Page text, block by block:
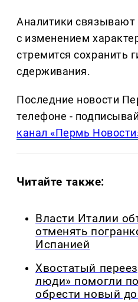
Аналитики связывают
с изменением
стремится сохранить
сдерживания.
Последние новости
телефоне -
канал «Пермь
Читайте также:
Власти Италии
отменять
Испанией
Хвостатый
люди» помогли
обрести новый